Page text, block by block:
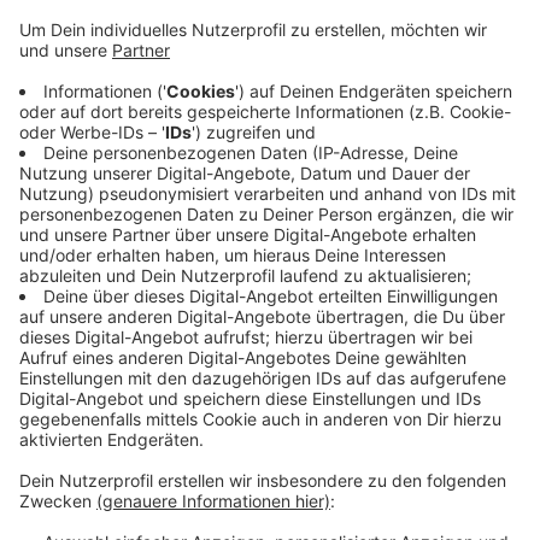
Anzeige
Das Haus der Geschichte NRW entsteht im
Behrensbau in Düsseldorf - und soll Geschichten
erzählen. Zum Beispiel, was unser Bundesland
eigentlich ausmacht. Die Gespräche dazu sollen jetzt
in Kempen entstehen. Dabei helfen sollen erstmal rund
50 Ausstellungsobjekte aus der Geschichte NRWs.
Das mobile Museum ist immer zwischen 10 und 18 Uhr
geöffnet. Mehr Infos dazu findet Ihrhier.
Anzeige